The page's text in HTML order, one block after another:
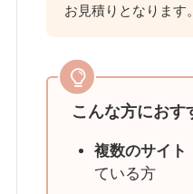
お見積りとなります。
こんな方におす
複数のサイト
ている方